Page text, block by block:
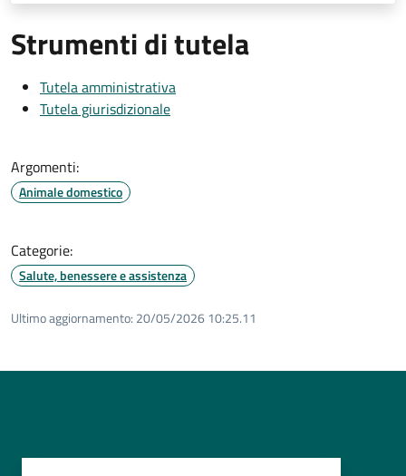
Strumenti di tutela
Tutela amministrativa
Tutela giurisdizionale
Argomenti:
Animale domestico
Categorie:
Salute, benessere e assistenza
Ultimo aggiornamento: 20/05/2026 10:25.11